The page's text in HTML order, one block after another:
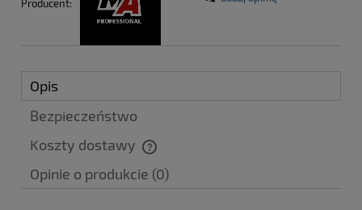
Producent:
Opis
Bezpieczeństwo
Koszty dostawy
Cena nie zawiera ewentualnych kosztów płatności
Opinie o produkcie (0)